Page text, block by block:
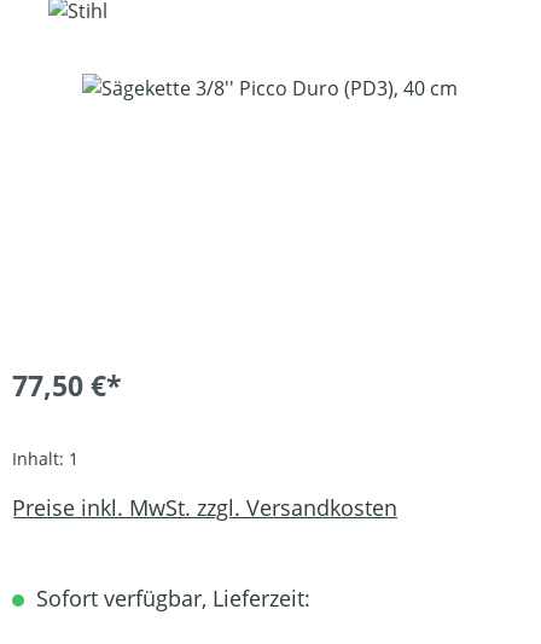
Bildergalerie überspringen
77,50 €*
Inhalt: 1
Preise inkl. MwSt. zzgl. Versandkosten
Sofort verfügbar, Lieferzeit: